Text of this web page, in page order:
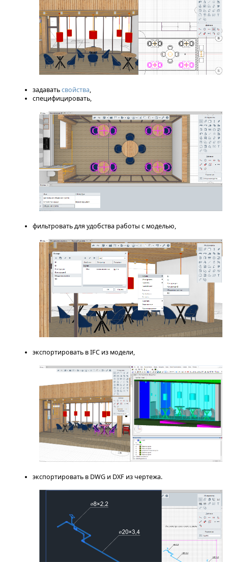
задаватьсвойства,
специфицировать,
фильтровать для удобства работы с моделью,
экспортировать в IFC из модели,
экспортировать в DWG и DXF из чертежа.